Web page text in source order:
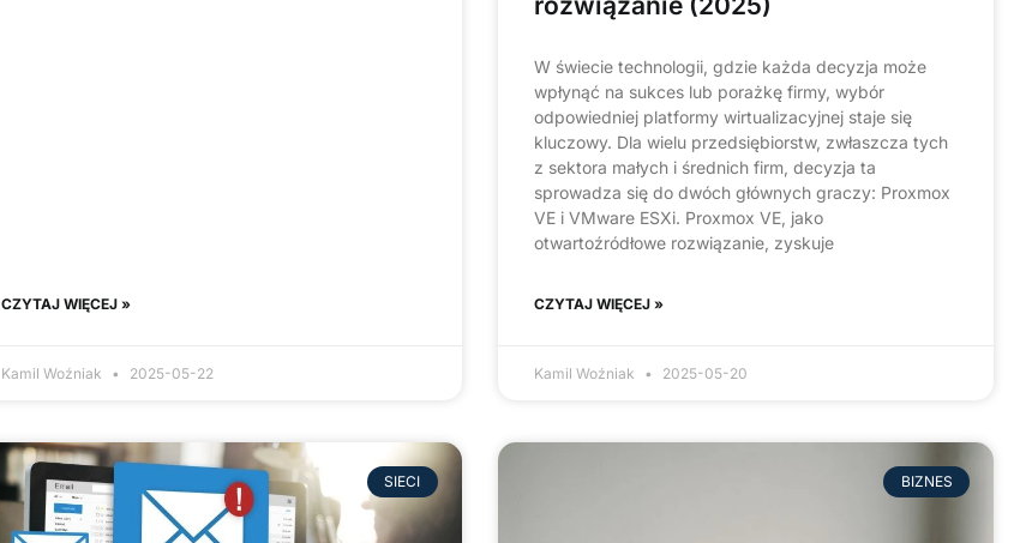
CZYTAJ WIĘCEJ »
Kamil Woźniak 2025-05-22
W świecie technologii, gdzie każda decyzja może
wpłynąć na sukces lub porażkę firmy, wybór
odpowiedniej platformy wirtualizacyjnej staje się
kluczowy. Dla wielu przedsiębiorstw, zwłaszcza tych
z sektora małych i średnich firm, decyzja ta
sprowadza się do dwóch głównych graczy: Proxmox
VE i VMware ESXi. Proxmox VE, jako
otwartoźródłowe rozwiązanie, zyskuje
CZYTAJ WIĘCEJ »
Kamil Woźniak 2025-05-20
SIECI BIZNES